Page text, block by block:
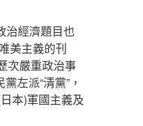
治經濟題目也
美主義的刊
次嚴重政治事
左派“清黨”，
本)軍國主義及